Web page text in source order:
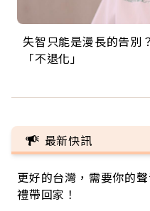
失智只能是漫長的告別
「不退化」
來自剛果的巧克力神父
的家，我連作夢都講台
63歲卸矽谷副總、搬回
丑」走進安養院，逗樂
104歲打破金氏世界紀
手，分享長壽的秘密原
事業巔峰他選擇追夢…
巨蛋！連CNN都大讚！
最新快訊
更好的台灣，需要你的
禮帶回家！